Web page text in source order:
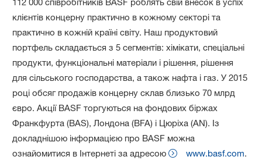
клієнтів концерну практично в кожному секторі та
практично в кожній країні світу. Наш продуктовий
портфель складається з 5 сегментів: хімікати, спеціальні
продукти, функціональні матеріали і рішення, рішення
для сільського господарства, а також нафта і газ. У 2015
році обсяг продажів концерну склав близько 70 млрд
євро. Акції BASF торгуються на фондових біржах
Франкфурта (BAS), Лондона (BFA) і Цюріха (AN). Із
докладнішою інформацією про BASF можна
ознайомитися в Інтернеті за адресою
www.basf.com.